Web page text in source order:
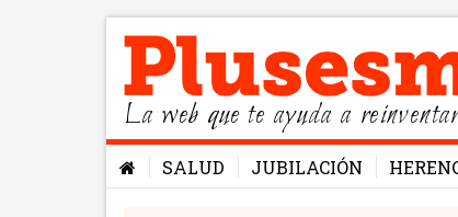
La web que te ayuda a
SALUD JUBILACIÓN